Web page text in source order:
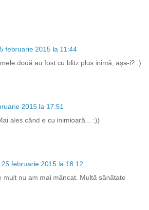
februarie 2015 la 11:44
două au fost cu blitz plus inimă, așa-i? :)
2015 la 17:51
ales când e cu inimioară... :))
25 februarie 2015 la 18:12
mult nu am mai mâncat. Multă sănătate